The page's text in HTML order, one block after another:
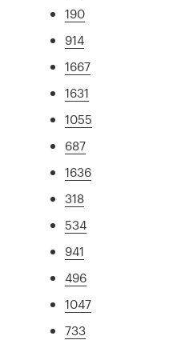
190
914
1667
1631
1055
687
1636
318
534
941
496
1047
733